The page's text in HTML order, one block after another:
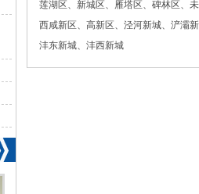
莲湖区、新城区、雁塔区、碑林区、未
西咸新区、高新区、泾河新城、浐灞新
沣东新城、沣西新城